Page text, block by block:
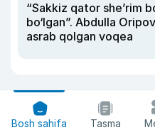
“Sakkiz qator she’rim
bo‘lgan”. Abdulla
asrab qolgan voqea
Bosh sahifa Tasma